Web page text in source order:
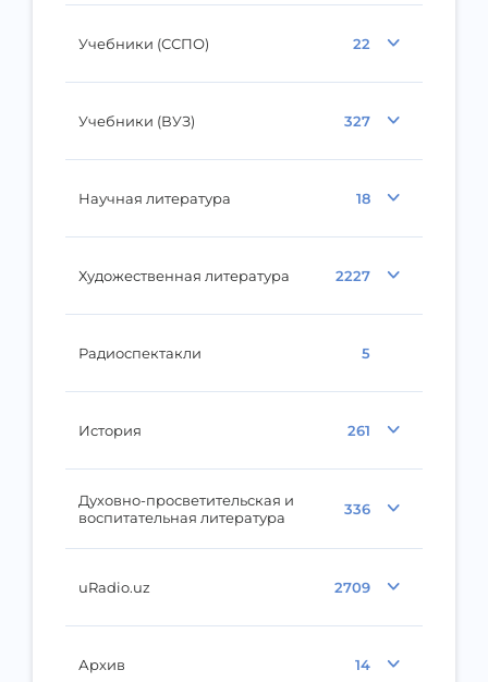
Учебники (ССПО) 22
Учебники (ВУЗ) 327
Научная литература 18
Художественная литература 2227
Радиоспектакли 5
История 261
Духовно-просветительская и
воспитательная литература
336
uRadio.uz 2709
Архив 14